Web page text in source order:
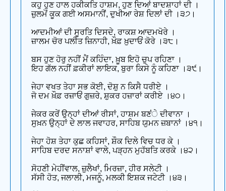
ਕਹੁ ਹੁਣ ਹਾਲ ਹਕੀਕਤਿ ਹਾਸ਼ਮ, ਹੁਣ ਦਿਆਂ ਬਾਦਸ਼ਾਹਾਂ ਦੀ ।
ਜ਼ੁਲਮੋਂ ਕੂਕ ਗਈ ਅਸਮਾਨੀਂ, ਦੁਖੀਆ ਰੇਸ਼ ਦਿਲਾਂ ਦੀ ।੩੭।
ਆਦਮੀਆਂ ਦੀ ਸੂਰਤਿ ਦਿਸਦੇ, ਰਾਕਸ਼ ਆਦਮਖੋਰੇ ।
ਜ਼ਾਲਮ ਚੋਰ ਪਲੀਤ ਜ਼ਿਨਾਹੀ, ਖ਼ੌਫ਼ ਖ਼ੁਦਾਓਂ ਕੋਰੇ ।੩੮।
ਬਸ ਹੁਣ ਹੋਰੁ ਨਹੀਂ ਮੈਂ ਕਹਿੰਦਾ, ਖ਼ੂਬ ਇਹੋ ਚੁਪ ਰਹਿਣਾ ।
ਇਹ ਗੱਲ ਨਹੀਂ ਫ਼ਕੀਰਾਂ ਲਾਇਕ, ਬੁਰਾ ਕਿਸੇ ਨੂੰ ਕਹਿਣਾ ।੩੯।
ਜੇਹਾ ਵਖਤ ਤੇਹਾ ਸਭ ਕੋਈ, ਦੋਸ਼ੁ ਨ ਕਿਸੈ ਧਰੀਏ ।
ਜੋ ਦਮ ਖ਼ੌਫ਼ ਰਜ਼ਾਓਂ ਗੁਜ਼ਰੇ, ਸ਼ੁਕਰ ਹਜ਼ਾਰਾਂ ਕਰੀਏ ।੪੦।
ਜੇਕਰ ਕਰੇਂ ਉਨ੍ਹਾਂ ਦੀਆਂ ਰੀਸਾਂ, ਹਾਸ਼ਮ ਬਣਂੇ ਦੀਵਾਨਾ ।
ਸੁਖ਼ਨ ਉਨ੍ਹਾਂ ਦੇ ਲਾਲ ਜਵਾਹਰ, ਸਾਹਿਬ ਯੁਮਨ ਜ਼ਬਾਨਾਂ ।੪੧।
ਜੇਹਾ ਹੋਸ਼ ਤੇਹਾ ਕੁਛ ਕਹਿਸਾਂ, ਸ਼ੌਕ ਦਿਲੇ ਵਿਚ ਧਰ ਕੇ ।
ਸਾਹਿਬ ਦਰਦ ਸਨਾਸ਼ਾਂ ਵਾਲੇ, ਪੜ੍ਹਨ ਮੁਹੱਬਤਿ ਕਰਕੇ ।੪੨।
ਸੋਹਣੀ ਮੇਹੀਂਵਾਲ, ਜ਼ੁਲੈਖਾਂ, ਮਿਰਜ਼ਾ, ਹੀਰ ਸਲੇਟੀ ।
ਸੱਸੀ ਹੋਤ, ਜਲਾਲੀ, ਮਜਨੂੰ, ਮਲਕੀ ਇਸ਼ਕ ਜਟੇਟੀ ।੪੩।